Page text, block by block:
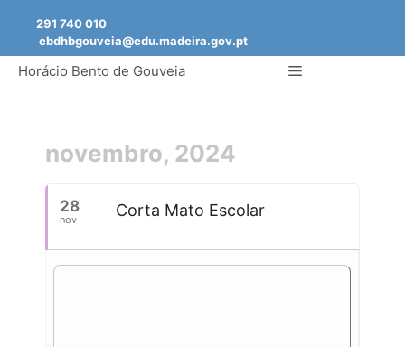
291 740 010
ebdhbgouveia@edu.madeira.gov.pt
Horácio Bento de Gouveia Menu
novembro, 2024
28
nov Corta Mato Escolar